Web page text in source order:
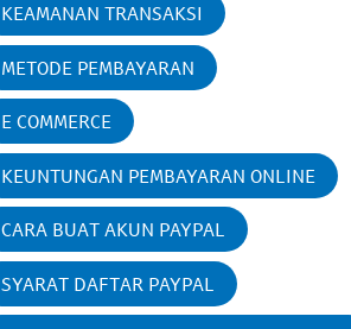
KEAMANAN TRANSAKSI
METODE PEMBAYARAN
E COMMERCE
KEUNTUNGAN PEMBAYARAN ONLINE
CARA BUAT AKUN PAYPAL
SYARAT DAFTAR PAYPAL